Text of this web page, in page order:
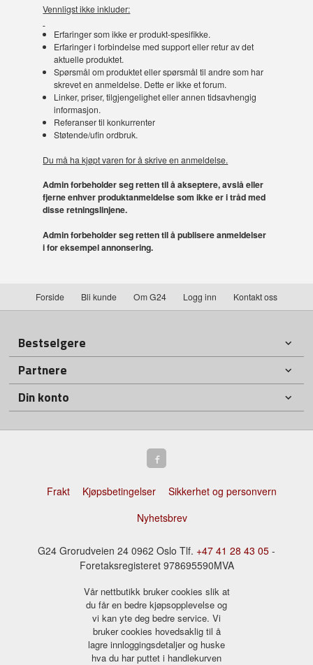
Vennligst ikke inkluder:
Erfaringer som ikke er produkt-spesifikke.
Erfaringer i forbindelse med support eller retur av det
aktuelle produktet.
Spørsmål om produktet eller spørsmål til andre som har
skrevet en anmeldelse. Dette er ikke et forum.
Linker, priser, tilgjengelighet eller annen tidsavhengig
informasjon.
Referanser til konkurrenter
Støtende/ufin ordbruk.
Du må ha kjøpt varen for å skrive en anmeldelse.
Admin forbeholder seg retten til å akseptere, avslå eller
fjerne enhver produktanmeldelse som ikke er i tråd med
disse retningslinjene.
Admin forbeholder seg retten til å publisere anmeldelser
i for eksempel annonsering.
Forside Bli kunde Om G24 Logg inn Kontakt oss
Bestselgere
Partnere
Din konto
Frakt Kjøpsbetingelser
Sikkerhet og personvern
Nyhetsbrev
G24 Grorudveien 24 0962 Oslo Tlf. +47 41 28 43 05 -
Foretaksregisteret 978695590MVA
Vår nettbutikk bruker cookies slik at
du får en bedre kjøpsopplevelse og
vi kan yte deg bedre service. Vi
bruker cookies hovedsaklig til å
lagre innloggingsdetaljer og huske
hva du har puttet i handlekurven